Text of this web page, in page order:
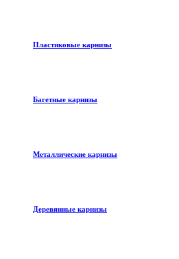
Пластиковые карнизы
Багетные карнизы
Металлические карнизы
Деревянные карнизы